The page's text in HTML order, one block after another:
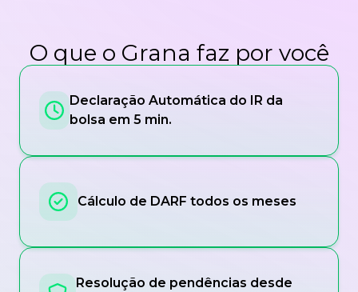
O que o Grana faz por você
Declaração Automática do IR da
bolsa em 5 min.
Cálculo de DARF todos os meses
Resolução de pendências desde